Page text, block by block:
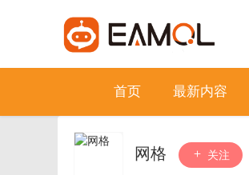
首页 最新内容
网格 关注